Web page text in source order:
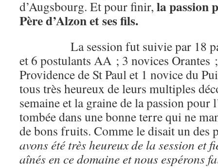
d’Augsbourg. Et pour finir, la passion
Père d’Alzon et ses fils.
La session fut suivie par 18
et 6 postulants AA ; 3 novices Orantes
Providence de St Paul et 1 novice du
tous très heureux de leurs multiples
semaine et la graine de la passion pour
tombée dans une bonne terre qui ne
de bons fruits. Comme le disait un
avons été très heureux de la session et
aînés en ce domaine et nous espérons